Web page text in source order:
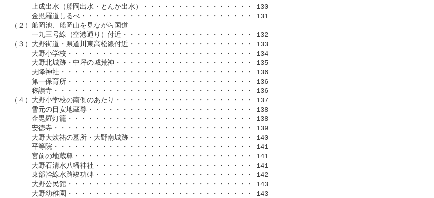
上成出水（船岡出水・とんか出水）・・・・・・・・・・・・・・・・ 130
金毘羅道しるべ・・・・・・・・・・・・・・・・・・・・・・・・・ 131
（２）船岡池、船岡山を見ながら国道
一九三号線（空港通り）付近・・・・・・・・・・・・・・・・・・・ 132
（３）大野街道・県道川東高松線付近・・・・・・・・・・・・・・・・・・ 133
大野小学校・・・・・・・・・・・・・・・・・・・・・・・・・・・ 134
大野北城跡・中坪の城荒神・・・・・・・・・・・・・・・・・・・・ 135
天降神社・・・・・・・・・・・・・・・・・・・・・・・・・・・・ 136
第一保育所・・・・・・・・・・・・・・・・・・・・・・・・・・・ 136
称讃寺・・・・・・・・・・・・・・・・・・・・・・・・・・・・・ 136
（４）大野小学校の南側のあたり・・・・・・・・・・・・・・・・・・・・ 137
雪元の目安地蔵尊・・・・・・・・・・・・・・・・・・・・・・・・ 138
金毘羅灯籠・・・・・・・・・・・・・・・・・・・・・・・・・・・ 138
安徳寺・・・・・・・・・・・・・・・・・・・・・・・・・・・・・ 139
大野大炊祐の墓所・大野南城跡・・・・・・・・・・・・・・・・・・ 140
平等院・・・・・・・・・・・・・・・・・・・・・・・・・・・・・ 141
宮前の地蔵尊・・・・・・・・・・・・・・・・・・・・・・・・・・ 141
大野石清水八幡神社・・・・・・・・・・・・・・・・・・・・・・・ 141
東部幹線水路竣功碑・・・・・・・・・・・・・・・・・・・・・・・ 142
大野公民館・・・・・・・・・・・・・・・・・・・・・・・・・・・ 143
大野幼稚園・・・・・・・・・・・・・・・・・・・・・・・・・・・ 143